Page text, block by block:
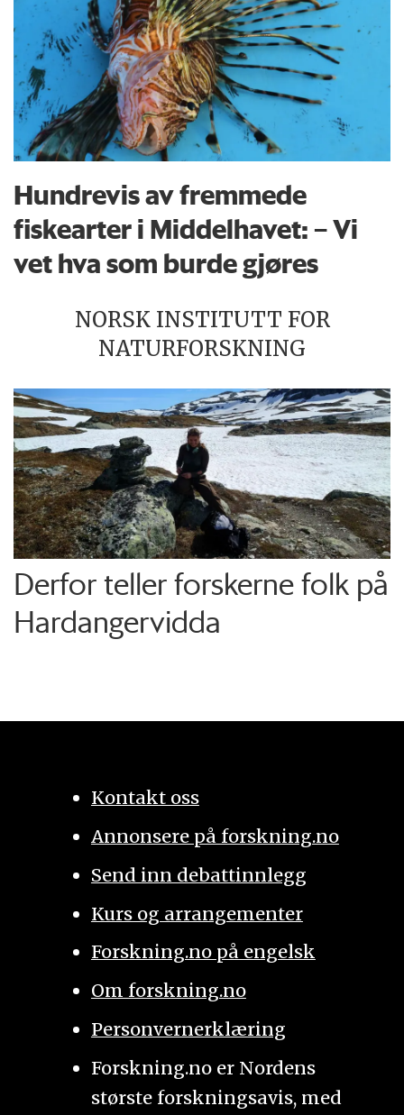
Hundrevis av fremmede
fiskearter i Middelhavet: – Vi
vet hva som burde gjøres
NORSK INSTITUTT FOR
NATURFORSKNING
Derfor teller forskerne folk på
Hardangervidda
Kontakt oss
Annonsere på forskning.no
Send inn debattinnlegg
Kurs og arrangementer
Forskning.no på engelsk
Om forskning.no
Personvernerklæring
Forskning.no er Nordens
største forskningsavis, med